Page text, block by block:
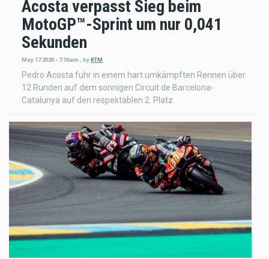
Acosta verpasst Sieg beim
MotoGP™-Sprint um nur 0,041
Sekunden
May 17 2026 - 7:56am , by KTM
Pedro Acosta fuhr in einem hart umkämpften Rennen über
12 Runden auf dem sonnigen Circuit de Barcelona-
Catalunya auf den respektablen 2. Platz.